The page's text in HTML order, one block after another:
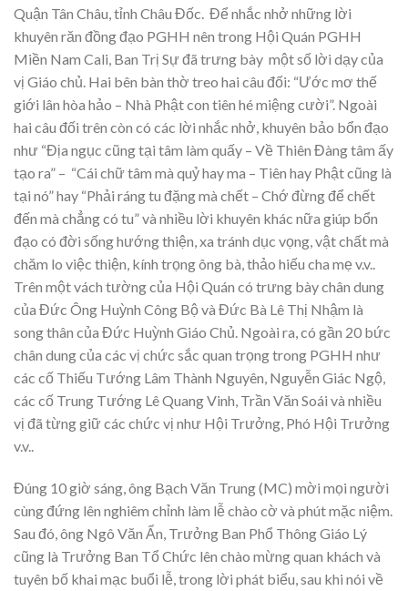
Quận Tân Châu, tỉnh Châu Đốc. Để nhắc nhở những lời
khuyên răn đồng đạo PGHH nên trong Hội Quán PGHH
Miền Nam Cali, Ban Trị Sự đã trưng bày một số lời dạy của
vị Giáo chủ. Hai bên bàn thờ treo hai câu đối: “Ước mơ thế
giới lân hòa hảo – Nhà Phật con tiên hé miệng cười”. Ngoài
hai câu đối trên còn có các lời nhắc nhở, khuyên bảo bổn đạo
như “Địa ngục cũng tại tâm làm quấy – Về Thiên Đàng tâm ấy
tạo ra” – “Cái chữ tâm mà quỷ hay ma – Tiên hay Phật cũng là
tại nó” hay “Phải ráng tu đặng mà chết – Chớ đừng để chết
đến mà chẳng có tu” và nhiều lời khuyên khác nữa giúp bổn
đạo có đời sống hướng thiện, xa tránh dục vọng, vật chất mà
chăm lo việc thiện, kính trọng ông bà, thảo hiếu cha mẹ v.v..
Trên một vách tường của Hội Quán có trưng bày chân dung
của Đức Ông Huỳnh Công Bộ và Đức Bà Lê Thị Nhậm là
song thân của Đức Huỳnh Giáo Chủ. Ngoài ra, có gần 20 bức
chân dung của các vị chức sắc quan trọng trong PGHH như
các cố Thiếu Tướng Lâm Thành Nguyên, Nguyễn Giác Ngộ,
các cố Trung Tướng Lê Quang Vinh, Trần Văn Soái và nhiều
vị đã từng giữ các chức vị như Hội Trưởng, Phó Hội Trưởng
v.v..
Đúng 10 giờ sáng, ông Bạch Văn Trung (MC) mời mọi người
cùng đứng lên nghiêm chỉnh làm lễ chào cờ và phút mặc niệm.
Sau đó, ông Ngô Văn Ẩn, Trưởng Ban Phổ Thông Giáo Lý
cũng là Trưởng Ban Tổ Chức lên chào mừng quan khách và
tuyên bố khai mạc buổi lễ, trong lời phát biểu, sau khi nói về